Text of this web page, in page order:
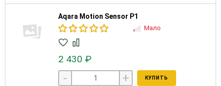
Aqara Motion Sensor P1
Мало
2 430 ₽
- + КУПИТЬ